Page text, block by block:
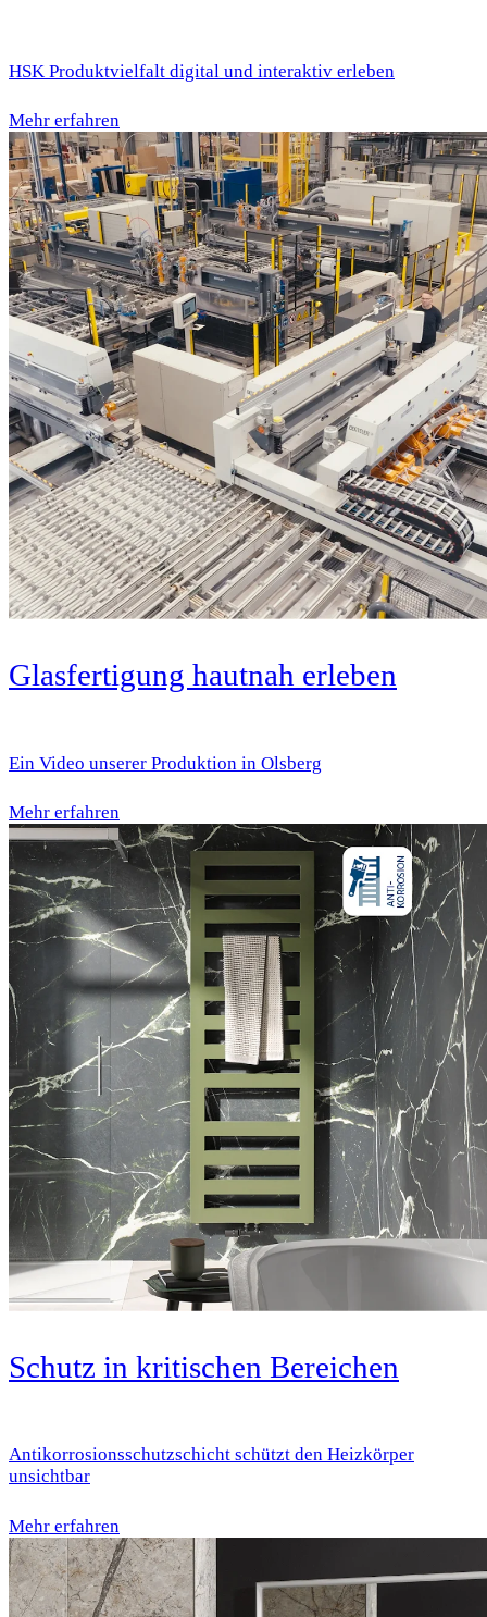
HSK Produktvielfalt digital und interaktiv erleben
Mehr erfahren
Glasfertigung hautnah erleben
Ein Video unserer Produktion in Olsberg
Mehr erfahren
Schutz in kritischen Bereichen
Antikorrosionsschutzschicht schützt den Heizkörper
unsichtbar
Mehr erfahren